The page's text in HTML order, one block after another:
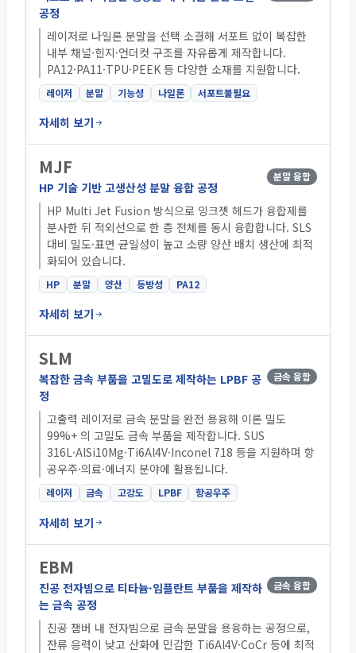
공정
레이저로 나일론 분말을 선택 소결해 서포트 없이 복잡한
내부 채널·힌지·언더컷 구조를 자유롭게 제작합니다.
PA12·PA11·TPU·PEEK 등 다양한 소재를 지원합니다.
레이저 분말 기능성 나일론 서포트불필요
자세히 보기
MJF
HP 기술 기반 고생산성 분말 융합 공정
분말 융합
HP Multi Jet Fusion 방식으로 잉크젯 헤드가 융합제를
분사한 뒤 적외선으로 한 층 전체를 동시 융합합니다. SLS
대비 밀도·표면 균일성이 높고 소량 양산 배치 생산에 최적
화되어 있습니다.
HP 분말 양산 등방성 PA12
자세히 보기
SLM
복잡한 금속 부품을 고밀도로 제작하는 LPBF 공
정
금속 융합
고출력 레이저로 금속 분말을 완전 용융해 이론 밀도
99%+ 의 고밀도 금속 부품을 제작합니다. SUS
316L·AlSi10Mg·Ti6Al4V·Inconel 718 등을 지원하며 항
공우주·의료·에너지 분야에 활용됩니다.
레이저 금속 고강도 LPBF 항공우주
자세히 보기
EBM
진공 전자빔으로 티타늄·임플란트 부품을 제작하
는 금속 공정
금속 융합
진공 챔버 내 전자빔으로 금속 분말을 용융하는 공정으로,
잔류 응력이 낮고 산화에 민감한 Ti6Al4V·CoCr 등에 최적